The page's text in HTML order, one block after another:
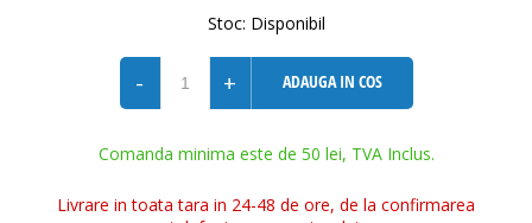
Stoc: Disponibil
- + ADAUGA IN COS
Comanda minima este de 50 lei, TVA Inclus.
Livrare in toata tara in 24-48 de ore, de la confirmarea